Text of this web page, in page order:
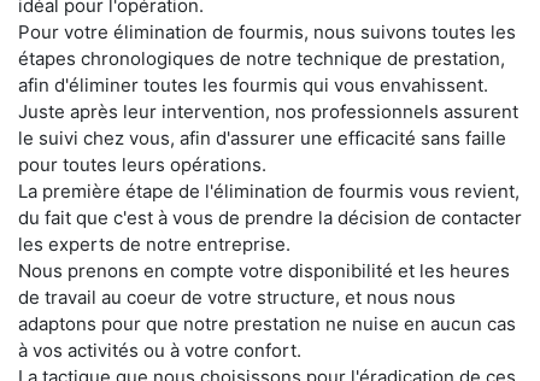
idéal pour l'opération.
Pour votre élimination de fourmis, nous suivons toutes les
étapes chronologiques de notre technique de prestation,
afin d'éliminer toutes les fourmis qui vous envahissent.
Juste après leur intervention, nos professionnels assurent
le suivi chez vous, afin d'assurer une efficacité sans faille
pour toutes leurs opérations.
La première étape de l'élimination de fourmis vous revient,
du fait que c'est à vous de prendre la décision de contacter
les experts de notre entreprise.
Nous prenons en compte votre disponibilité et les heures
de travail au coeur de votre structure, et nous nous
adaptons pour que notre prestation ne nuise en aucun cas
à vos activités ou à votre confort.